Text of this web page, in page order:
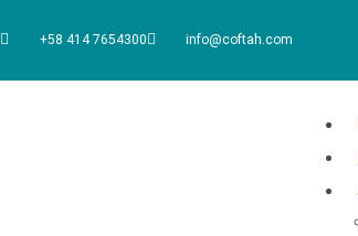
+58 414 7654300 info@coftah.com